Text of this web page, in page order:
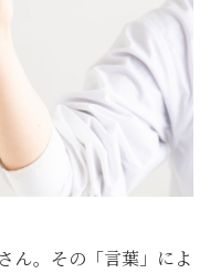
ん。その「言葉」によ